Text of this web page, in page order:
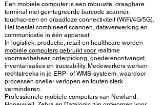
Een mobiele computer is een robuuste, draagbare
terminal met geïntegreerde barcode scanner,
touchscreen en draadloze connectiviteit (WiFi/4G/5G).
Het toestel combineert scannen, dataverwerking en
communicatie in één apparaat.
In logistiek, productie, retail en healthcare worden
mobiele computers gebruikt voor realtime
voorraadbeheer, orderpicking, goederenontvangst,
inventarisaties en traceability. Medewerkers werken
rechtstreeks in je ERP- of WMS-systeem, waardoor
processen sneller verlopen en fouten sterk
verminderen.
Professionele mobiele computers van Newland ,